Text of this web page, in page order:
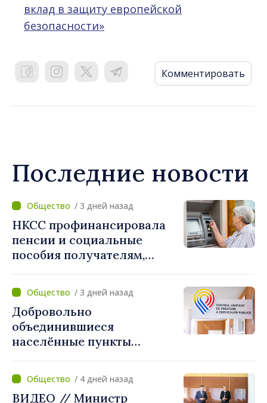
вклад в защиту европейской
безопасности»
Комментировать
Последние новости
/ 3 дней назад
НКСС профинансировала
пенсии и социальные
пособия получателям,
карты
/ 3 дней назад
Добровольно
объединившиеся
населённые пункты
создания Единых центров
предоставления услуг
/ 4 дней назад
ВИДЕО // Министр